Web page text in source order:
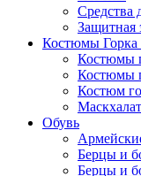
Средства
Защитная
Костюмы Горка
Костюмы
Костюмы
Костюм
Маскхалат
Обувь
Берцы и
Берцы и